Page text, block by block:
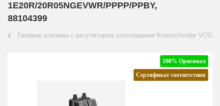
1E20R/20R05NGEVWR/PPPP/PPBY,
88104399
Газовые клапаны с регулятором соотношения Kromschroder VCG
100% Оригинал
Сертификат соответствия